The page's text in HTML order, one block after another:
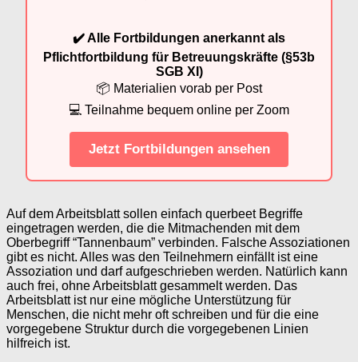
✔️ Alle Fortbildungen anerkannt als
Pflichtfortbildung für Betreuungskräfte (§53b
SGB XI)
📦 Materialien vorab per Post
💻 Teilnahme bequem online per Zoom
Jetzt Fortbildungen ansehen
Auf dem Arbeitsblatt sollen einfach querbeet Begriffe
eingetragen werden, die die Mitmachenden mit dem
Oberbegriff “Tannenbaum” verbinden. Falsche Assoziationen
gibt es nicht. Alles was den Teilnehmern einfällt ist eine
Assoziation und darf aufgeschrieben werden. Natürlich kann
auch frei, ohne Arbeitsblatt gesammelt werden. Das
Arbeitsblatt ist nur eine mögliche Unterstützung für
Menschen, die nicht mehr oft schreiben und für die eine
vorgegebene Struktur durch die vorgegebenen Linien
hilfreich ist.